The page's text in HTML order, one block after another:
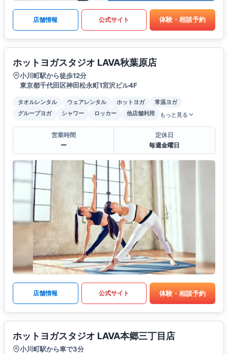
店舗情報 公式サイト 体験・相談予約
ホットヨガスタジオ LAVA秋葉原店
小川町駅から徒歩12分
東京都千代田区神田松永町1宮沢ビル4F
タオルレンタル ウェアレンタル ホットヨガ
常温ヨガ
グループヨガ
シャワー ロッカー 他店舗利用 もっと見る
営業時間
ー
定休日
毎週金曜日
店舗情報 公式サイト 体験・相談予約
ホットヨガスタジオ LAVA本郷三丁目店
小川町駅から車で3分